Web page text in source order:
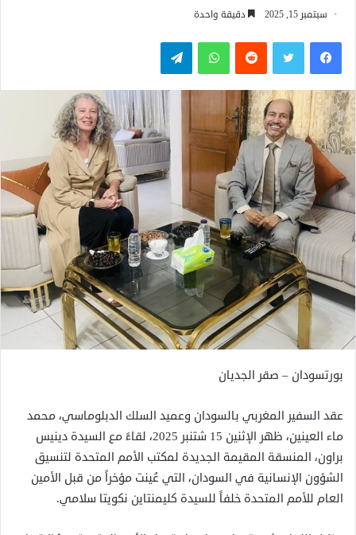
سبتمبر 15, 2025 دقيقة واحدة
فيسبوكتويتر واتساب تيلقرام
بورتسودان – صقر الجديان
عقد السفير المغربي بالسودان وعميد السلك الدبلوماسي، محمد
ماء العينين، ظهر الإثنين 15 شتنبر 2025، لقاءً مع السيدة دينيس
براون، المنسقة المقيمة الجديدة لمكتب الأمم المتحدة لتنسيق
الشؤون الإنسانية في السودان، التي عُينت مؤخراً من قبل الأمين
العام للأمم المتحدة خلفاً للسيدة كليمنتاين نكويتا سلامي.